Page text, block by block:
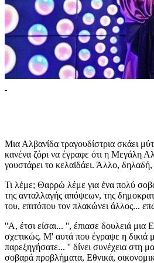
Μια Αλβανίδα τραγουδίστρια σκάει
κανένα ζόρι να έγραφε ότι η Μεγάλη
γουστάρει το κελαϊδάει. Άλλο,
Τι λέμε; Θαρρώ λέμε για ένα πολύ
της ανταλλαγής απόψεων, της
του, επιτόπου τον πλακώνει άλλος...
''Α, έτσι είσαι... '', έπιασε δουλειά μια
σχετικώς. Μ' αυτά που έγραψε η δικιά
παρεξηγήσατε... '' δίνει συνέχεια στη
σοβαρά προβλήματα, Εθνικά,